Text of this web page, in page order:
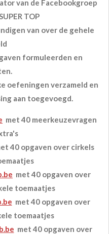
van de Facebookgroep
TOP
van over de gehele
formuleerden en
oefeningen verzameld en
aan toegevoegd.
met 40 meerkeuzevragen
40 opgaven over cirkels
met 40 opgaven over
toemaatjes
met 40 opgaven over
toemaatjes
met 40 opgaven over